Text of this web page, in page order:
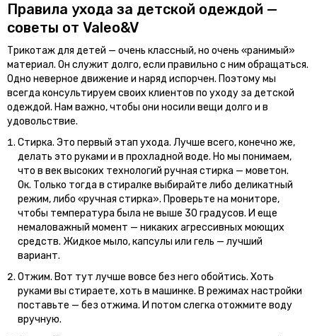
Правила ухода за детской одеждой —
советы от Valeo&V
Трикотаж для детей — очень классный, но очень «ранимый»
материал. Он служит долго, если правильно с ним обращаться.
Одно неверное движение и наряд испорчен. Поэтому мы
всегда консультируем своих клиентов по уходу за детской
одеждой. Нам важно, чтобы они носили вещи долго и в
удовольствие.
Стирка. Это первый этап ухода. Лучше всего, конечно же,
делать это руками и в прохладной воде. Но мы понимаем,
что в век высоких технологий ручная стирка — моветон.
Ок. Только тогда в стиралке выбирайте либо деликатный
режим, либо «ручная стирка». Проверьте на мониторе,
чтобы температура была не выше 30 градусов. И еще
немаловажный момент — никаких агрессивных моющих
средств. Жидкое мыло, капсулы или гель — лучший
вариант.
Отжим. Вот тут лучше вовсе без него обойтись. Хоть
руками вы стираете, хоть в машинке. В режимах настройки
поставьте — без отжима. И потом слегка отожмите воду
вручную.